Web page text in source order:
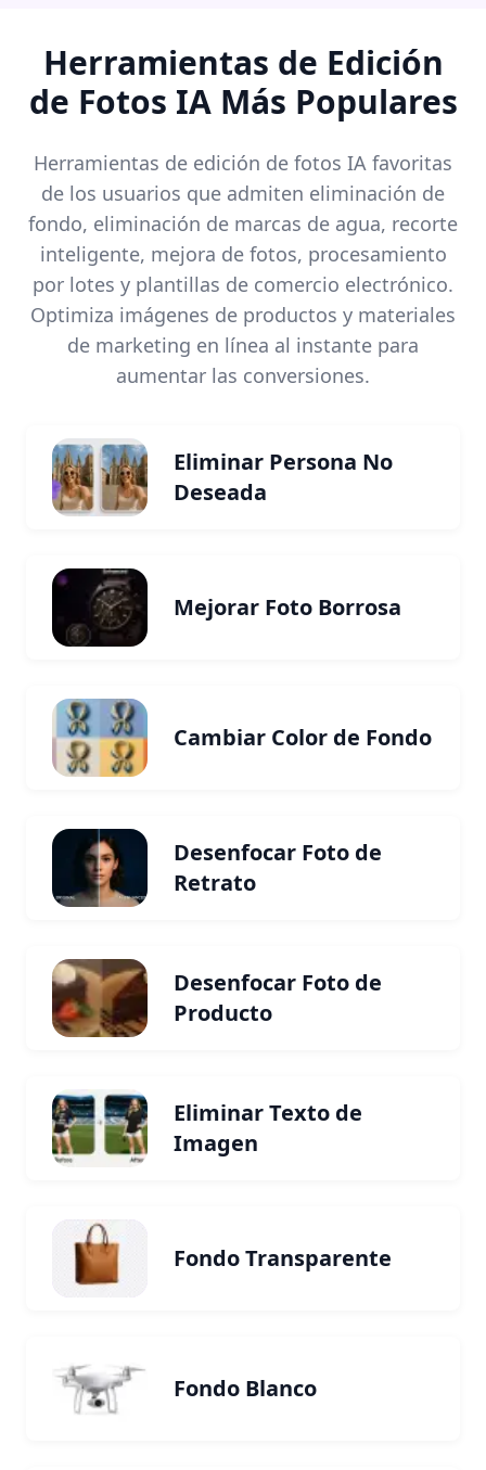
Herramientas de Edición
de Fotos IA Más Populares
Herramientas de edición de fotos IA favoritas
de los usuarios que admiten eliminación de
fondo, eliminación de marcas de agua, recorte
inteligente, mejora de fotos, procesamiento
por lotes y plantillas de comercio electrónico.
Optimiza imágenes de productos y materiales
de marketing en línea al instante para
aumentar las conversiones.
Eliminar Persona No
Deseada
Mejorar Foto Borrosa
Cambiar Color de Fondo
Desenfocar Foto de
Retrato
Desenfocar Foto de
Producto
Eliminar Texto de
Imagen
Fondo Transparente
Fondo Blanco